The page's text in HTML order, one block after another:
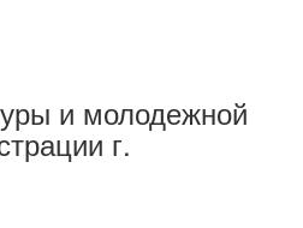
и молодежной
г.